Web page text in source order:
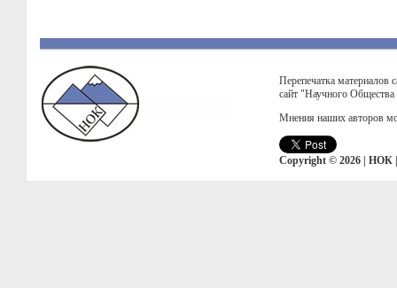
Перепечатка материалов
сайт "Научного
Мнения наших авторов
Copyright © 2026 | НОК